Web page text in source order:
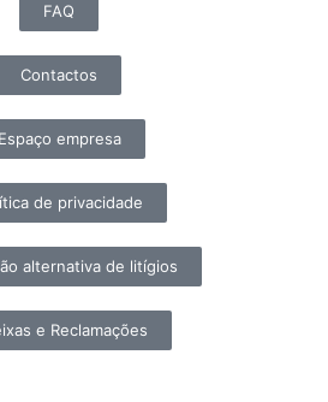
FAQ
Contactos
Espaço empresa
de privacidade
alternativa de litígios
e Reclamações